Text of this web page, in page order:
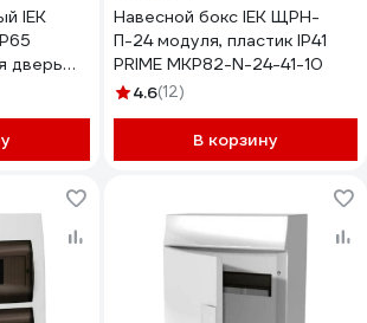
IEK
дверь
K03-
Навесной бокс IEK ЩРН-
П-24 модуля, пластик IP41
PRIME MKP82-N-24-41-10
4.6(12)
В корзину